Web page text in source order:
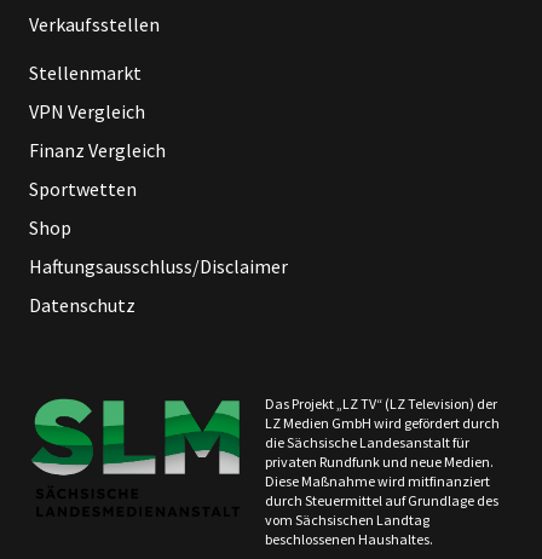
Verkaufsstellen
Stellenmarkt
VPN Vergleich
Finanz Vergleich
Sportwetten
Shop
Haftungsausschluss/Disclaimer
Datenschutz
Das Projekt „LZ TV“ (LZ Television) der
LZ Medien GmbH wird gefördert durch
die Sächsische Landesanstalt für
privaten Rundfunk und neue Medien.
Diese Maßnahme wird mitfinanziert
durch Steuermittel auf Grundlage des
vom Sächsischen Landtag
beschlossenen Haushaltes.